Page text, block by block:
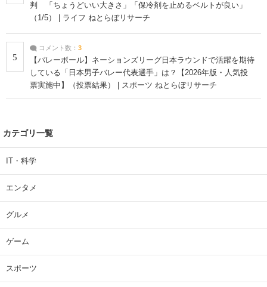
判 「ちょうどいい大きさ」「保冷剤を止めるベルトが良い」
（1/5） | ライフ ねとらぼリサーチ
5
コメント数： 3
【バレーボール】ネーションズリーグ日本ラウンドで活躍を期待
している「日本男子バレー代表選手」は？【2026年版・人気投
票実施中】（投票結果） | スポーツ ねとらぼリサーチ
カテゴリ一覧
IT・科学
エンタメ
グルメ
ゲーム
スポーツ